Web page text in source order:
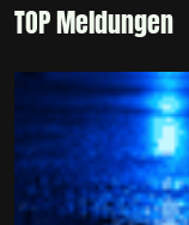
TOP Meldungen